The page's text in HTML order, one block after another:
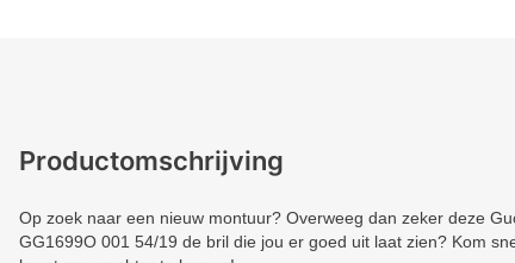
Productomschrijving
Op zoek naar een nieuw montuur? Overweeg dan zeker deze
GG1699O 001 54/19 de bril die jou er goed uit laat zien? Kom